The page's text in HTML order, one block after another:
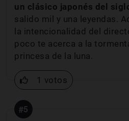
un clásico japonés del
salido mil y una leyendas.
la intencionalidad del
poco te acerca a la
princesa de la luna.
1 votos
#5